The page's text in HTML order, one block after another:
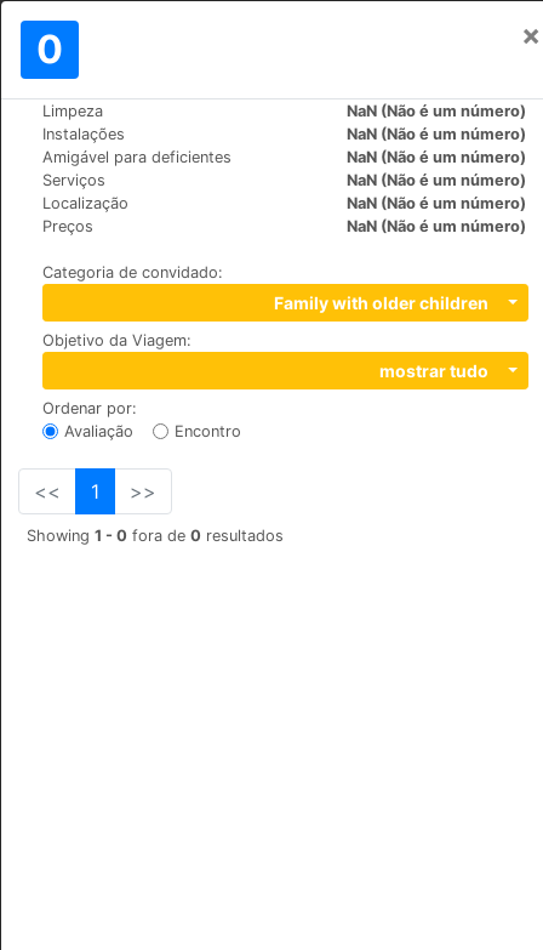
0 ×
Limpeza
NaN (Não é um número)
Instalações
NaN (Não é um número)
Amigável para deficientes
NaN (Não é um número)
Serviços
NaN (Não é um número)
Localização
NaN (Não é um número)
Preços
NaN (Não é um número)
Categoria de convidado:
Family with older children
Objetivo da Viagem:
mostrar tudo
Ordenar por:
Avaliação
Encontro
<< 1 >>
Showing 1 - 0 fora de 0 resultados
Mundo>Switzerland
Bodmi
+41 (0)33 853 12 20
Terrassenweg, 3818